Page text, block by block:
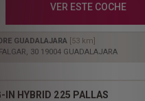
VER ESTE COCHE
GUADALAJARA [53 km]
30 19004 GUADALAJARA
IN HYBRID 225 PALLAS